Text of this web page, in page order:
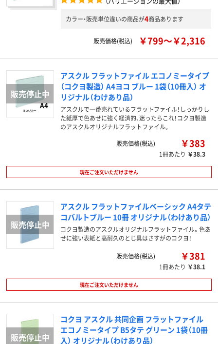
カラー・販売単位違いの商品が4商品あります
販売価格(税込) ￥799～￥2,316
アスクル フラットファイル エコノミータイプ
（コクヨ製造） A4ヨコ ブルー 1袋（10冊入） オ
リジナル（わけあり品）
アスクルで一番売れているフラットファイル！しっかりし
た紙厚で色あせに強く経済的、迷ったらこれ！コクヨ製造
のアスクルオリジナルフラットファイル。
販売価格(税込)
￥383
1冊あたり ￥38.3
現在ご注文いただけません
アスクル フラットファイルベーシック A4タテ
コバルトブルー 10冊 オリジナル（わけあり品）
コクヨ製造のアスクルオリジナルフラットファイル。色あ
せに強い表紙と高耐久のとじ具はさすがのコクヨ！
販売価格(税込) ￥381
1冊あたり ￥38.1
現在ご注文いただけません
コクヨ アスクル 共同企画 フラットファイル
エコノミータイプ B5タテ グリーン 1袋（10冊
入） オリジナル（わけあり品）